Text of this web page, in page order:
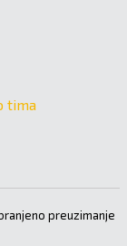
tima
preuzimanje